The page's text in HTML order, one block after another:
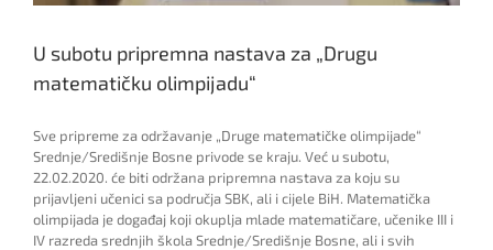
U subotu pripremna nastava za „Drugu
matematičku olimpijadu“
Sve pripreme za održavanje „Druge matematičke olimpijade“
Srednje/Središnje Bosne privode se kraju. Već u subotu,
22.02.2020. će biti održana pripremna nastava za koju su
prijavljeni učenici sa područja SBK, ali i cijele BiH. Matematička
olimpijada je događaj koji okuplja mlade matematičare, učenike III i
IV razreda srednjih škola Srednje/Središnje Bosne, ali i svih